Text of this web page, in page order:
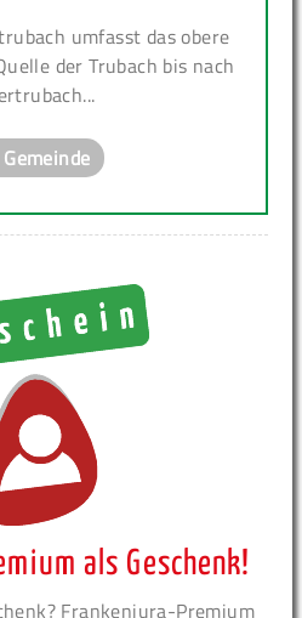
umfasst das obere
der Trubach bis nach
als Geschenk!
Frankenjura-Premium